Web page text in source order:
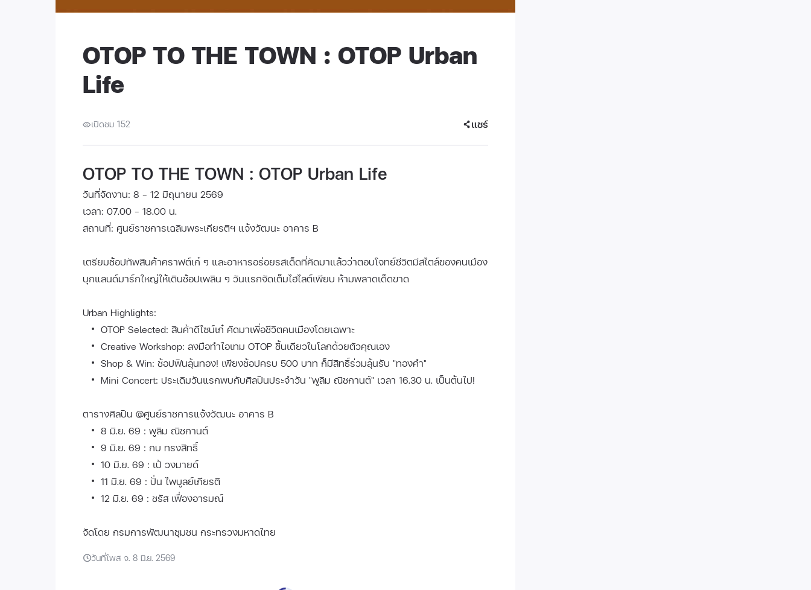
OTOP TO THE TOWN : OTOP Urban
Life
เปิดชม 152 แชร์
OTOP TO THE TOWN : OTOP Urban Life
วันที่จัดงาน: 8 - 12 มิถุนายน 2569
เวลา: 07.00 - 18.00 น.
สถานที่: ศูนย์ราชการเฉลิมพระเกียรติฯ แจ้งวัฒนะ อาคาร B
เตรียมช้อปทัพสินค้าคราฟต์เก๋ ๆ และอาหารอร่อยรสเด็ดที่คัดมาแล้วว่าตอบโจทย์ชีวิตมีสไตล์ของคนเมือง
บุกแลนด์มาร์กใหญ่ให้เดินช้อปเพลิน ๆ วันแรกจัดเต็มไฮไลต์เพียบ ห้ามพลาดเด็ดขาด
Urban Highlights:
OTOP Selected: สินค้าดีไซน์เก๋ คัดมาเพื่อชีวิตคนเมืองโดยเฉพาะ
Creative Workshop: ลงมือทำไอเทม OTOP ชิ้นเดียวในโลกด้วยตัวคุณเอง
Shop & Win: ช้อปฟินลุ้นทอง! เพียงช้อปครบ 500 บาท ก็มีสิทธิ์ร่วมลุ้นรับ "ทองคำ"
Mini Concert: ประเดิมวันแรกพบกับศิลปินประจำวัน "พูลิม ณิชกานต์" เวลา 16.30 น. เป็นต้นไป!
ตารางศิลปิน @ศูนย์ราชการแจ้งวัฒนะ อาคาร B
8 มิ.ย. 69 : พูลิม ณิชกานต์
9 มิ.ย. 69 : กบ ทรงสิทธิ์
10 มิ.ย. 69 : เป้ วงมายด์
11 มิ.ย. 69 : ปั่น ไพบูลย์เกียรติ
12 มิ.ย. 69 : ชรัส เฟื่องอารมณ์
จัดโดย กรมการพัฒนาชุมชน กระทรวงมหาดไทย
วันที่โพส จ. 8 มิ.ย. 2569